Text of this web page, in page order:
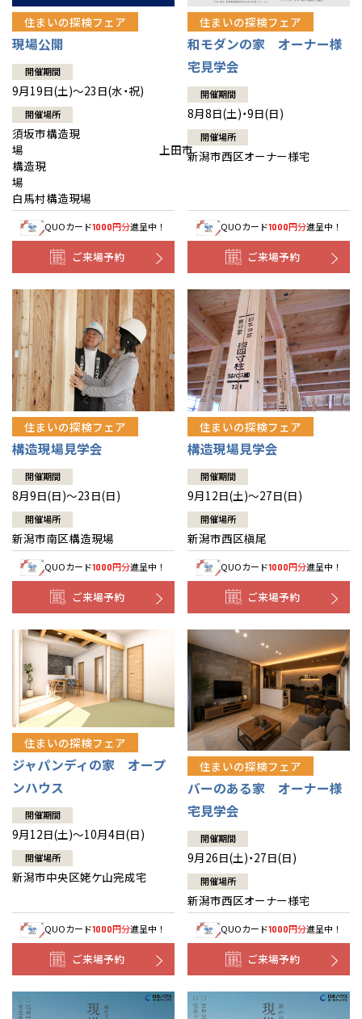
住まいの探検フェア
現場公開
開催期間
9月19日(土)～23日(水・祝)
開催場所
須坂市構造現
場 上田市
構造現
場
白馬村構造現場
QUOカード1000円分進呈中！
ご来場予約
住まいの探検フェア
和モダンの家 オーナー様
宅見学会
開催期間
8月8日(土)・9日(日)
開催場所
新潟市西区オーナー様宅
QUOカード1000円分進呈中！
ご来場予約
住まいの探検フェア
構造現場見学会
開催期間
8月9日(日)～23日(日)
開催場所
新潟市南区構造現場
QUOカード1000円分進呈中！
ご来場予約
住まいの探検フェア
構造現場見学会
開催期間
9月12日(土)～27日(日)
開催場所
新潟市西区槇尾
QUOカード1000円分進呈中！
ご来場予約
住まいの探検フェア
ジャパンディの家 オープ
ンハウス
開催期間
9月12日(土)～10月4日(日)
開催場所
新潟市中央区姥ケ山完成宅
QUOカード1000円分進呈中！
ご来場予約
住まいの探検フェア
バーのある家 オーナー様
宅見学会
開催期間
9月26日(土)・27日(日)
開催場所
新潟市西区オーナー様宅
QUOカード1000円分進呈中！
ご来場予約